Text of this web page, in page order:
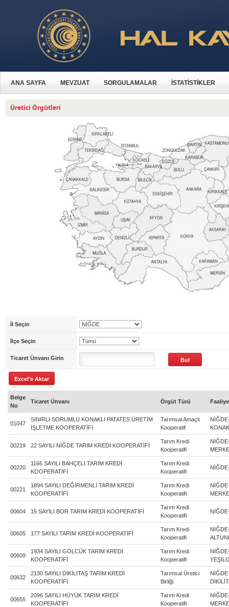
ANA SAYFA MEVZUAT SORGULAMALAR İSTATİSTİKLER
Üretici Örgütleri
İl Seçin
İlçe Seçin
Ticaret Ünvanı Girin
Belge
No
Ticaret Ünvanı Örgüt Türü
01047
SINIRLI SORUMLU KONAKLI PATATES ÜRETİM
İŞLETME KOOPERATİFİ
Tarımsal Amaçlı
Kooperatif
00219 22 SAYILI NİĞDE TARIM KREDİ KOOPERATİFİ
Tarım Kredi
Kooperatifi
00220
1166 SAYILI BAHÇELİ TARIM KREDİ
KOOPERATİFİ
Tarım Kredi
Kooperatifi
00221
1894 SAYILI DEĞİRMENLİ TARIM KREDİ
KOOPERATİFİ
Tarım Kredi
Kooperatifi
00604 15 SAYILI BOR TARIM KREDİ KOOPERATİFİ
Tarım Kredi
Kooperatifi
00605 177 SAYILI TARIM KREDİ KOOPERATİFİ
Tarım Kredi
Kooperatifi
00609
1934 SAYILI GÖLCÜK TARIM KREDİ
KOOPERATİFİ
Tarım Kredi
Kooperatifi
00632
2130 SAYILI DİKİLİTAŞ TARIM KREDİ
KOOPERATİFİ
Tarımsal Üretici
Birliği
00655
2096 SAYILI HÜYÜK TARIM KREDİ
KOOPERATİFİ
Tarım Kredi
Kooperatifi